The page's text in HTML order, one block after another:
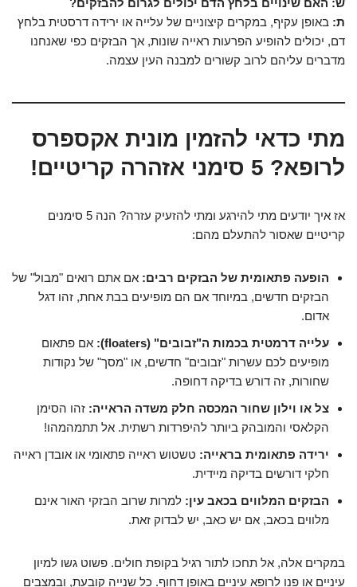
ש: האם שינויים בלחץ הדם יכולים לגרום להבזקים?
ת: באופן עקיף, במקרים קיצוניים של עלייה או ירידה דרסטית בלחץ
דם, יכולים להופיע הפרעות ראייה שונות, אך הבזקים כפי שאנחנו
מדברים עליהם לרוב קשורים למבנה העין עצמה.
מתי כדאי להזמין מונית אקספרס
לרופא? 5 סימני אזהרה קריטיים!
אז איך יודעים מתי להירגע ומתי להזעיק עזרה? הנה 5 סימנים
קריטיים שאסור להתעלם מהם:
הופעה פתאומית של הבזקים רבים: אם אתם רואים "מבול" של
הבזקים חדשים, במיוחד אם הם מופיעים בבת אחת, זהו דגל
אדום.
עלייה דרמטית בכמות ה"זבובים" (floaters):
אם פתאום
מופיעים לכם עשרות "זבובים" חדשים, או "מסך" של נקודות
שחורות, זה דורש בדיקה דחופה.
צל או וילון שחור המכסה חלק משדה הראייה: זהו הסימן
הקלאסי והמובהק ביותר להיפרדות רשתית. אל תתמהמהו!
ירידה פתאומית בראייה: טשטוש ראייה פתאומי או אובדן ראייה
חלקי דורשים בדיקה מיידית.
הבזקים המלווים בכאב עין: למרות שרוב הבזקי האור אינם
מלווים בכאב, אם יש כאב, יש לבדוק זאת.
במקרים אלה, אל תחכו לתור רגיל בקופת חולים. פשוט גשו למיון
עיניים או פנו לרופא עיניים באופן דחוף. כל שנייה קובעת, ובמצבים